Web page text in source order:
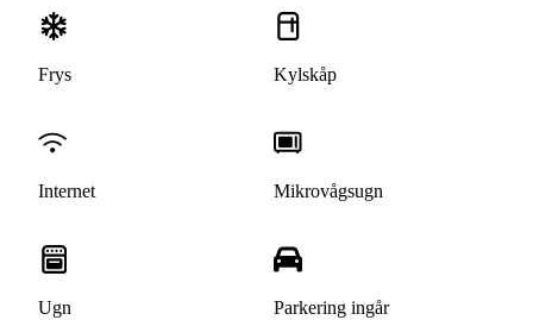
Frys Kylskåp
Internet Mikrovågsugn
Ugn Parkering ingår